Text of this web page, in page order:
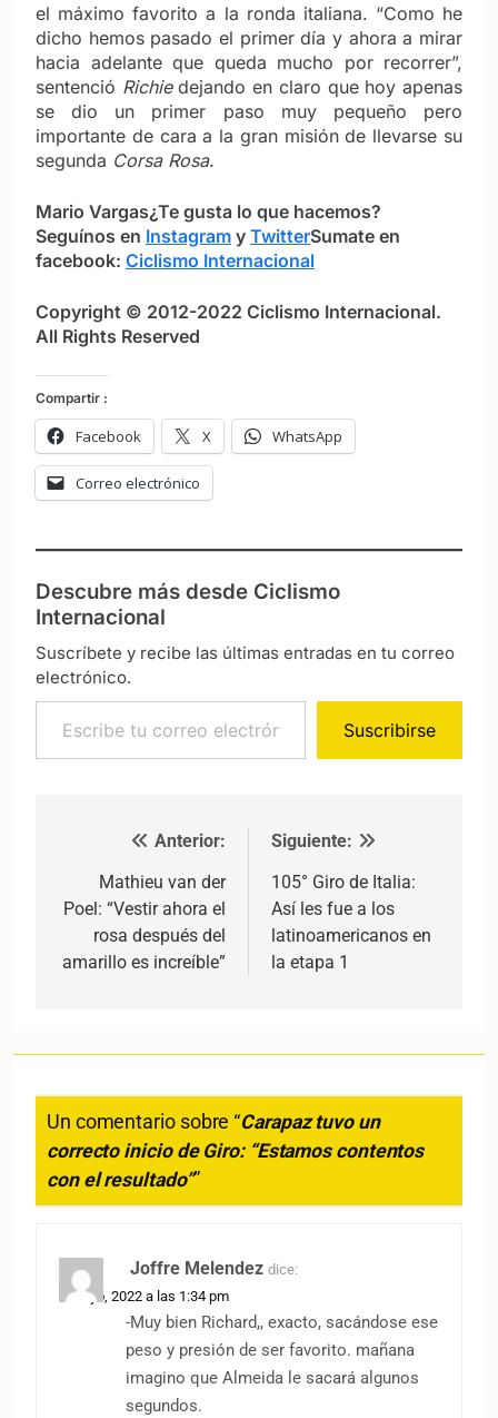
el máximo favorito a la ronda italiana. “Como he
dicho hemos pasado el primer día y ahora a mirar
hacia adelante que queda mucho por recorrer”,
sentenció Richiedejando en claro que hoy apenas
se dio un primer paso muy pequeño pero
importante de cara a la gran misión de llevarse su
segunda Corsa Rosa.
Mario Vargas¿Te gusta lo que hacemos?
Seguínos en Instagram y TwitterSumate en
facebook: Ciclismo Internacional
Copyright © 2012-2022 Ciclismo Internacional.
All Rights Reserved
Compartir :
Facebook X WhatsApp
Correo electrónico
Descubre más desde Ciclismo
Internacional
Suscríbete y recibe las últimas entradas en tu correo
electrónico.
Escribe tu correo electrónico…
Suscribirse
Navegación de entradas
Anterior:
Mathieu van der
Poel: “Vestir ahora el
rosa después del
amarillo es increíble”
Siguiente:
105° Giro de Italia:
Así les fue a los
latinoamericanos en
la etapa 1
Un comentario sobre “Carapaz tuvo un
correcto inicio de Giro: “Estamos contentos
con el resultado””
Joffre Melendez dice:
6 mayo, 2022 a las 1:34 pm
-Muy bien Richard,, exacto, sacándose ese
peso y presión de ser favorito. mañana
imagino que Almeida le sacará algunos
segundos.